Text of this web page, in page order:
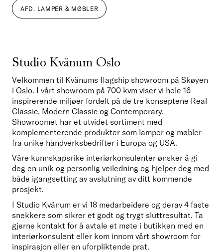
AFD. LAMPER & MØBLER
Studio Kvänum Oslo
Velkommen til Kvänums flagship showroom på Skøyen
i Oslo. I vårt showroom på 700 kvm viser vi hele 16
inspirerende miljøer fordelt på de tre konseptene Real
Classic, Modern Classic og Contemporary.
Showroomet har et utvidet sortiment med
komplementerende produkter som lamper og møbler
fra unike håndverksbedrifter i Europa og USA.
Våre kunnskapsrike interiørkonsulenter ønsker å gi
deg en unik og personlig veiledning og hjelper deg med
både igangsetting av avslutning av ditt kommende
prosjekt.
I Studio Kvänum er vi 18 medarbeidere og derav 4 faste
snekkere som sikrer et godt og trygt sluttresultat. Ta
gjerne kontakt for å avtale et møte i butikken med en
interiørkonsulent eller kom innom vårt showroom for
inspirasjon eller en uforpliktende prat.